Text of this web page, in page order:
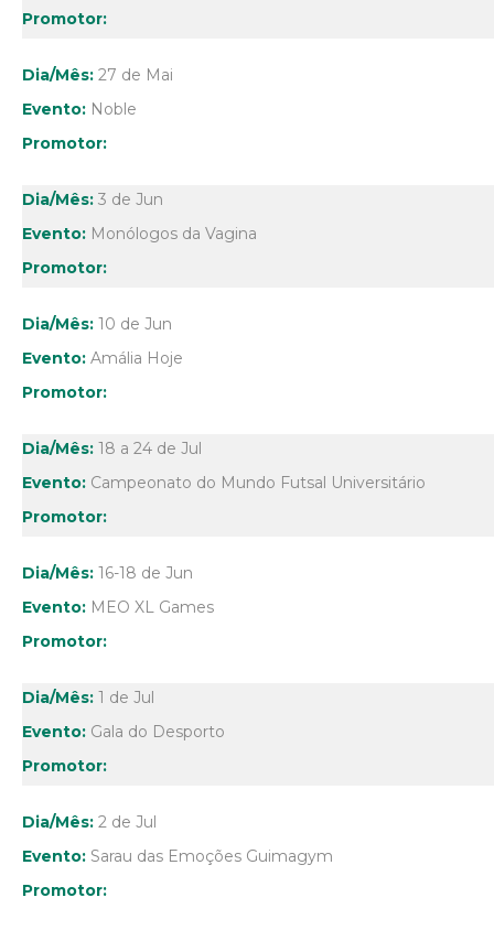
27 de Mai
Noble
3 de Jun
Monólogos da Vagina
10 de Jun
Amália Hoje
18 a 24 de Jul
Campeonato do Mundo Futsal Universitário
16-18 de Jun
MEO XL Games
1 de Jul
Gala do Desporto
2 de Jul
Sarau das Emoções Guimagym